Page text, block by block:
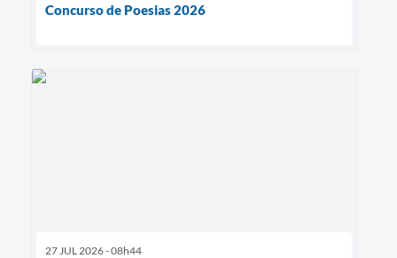
Concurso de Poesias 2026
27 JUL 2026 - 08h44